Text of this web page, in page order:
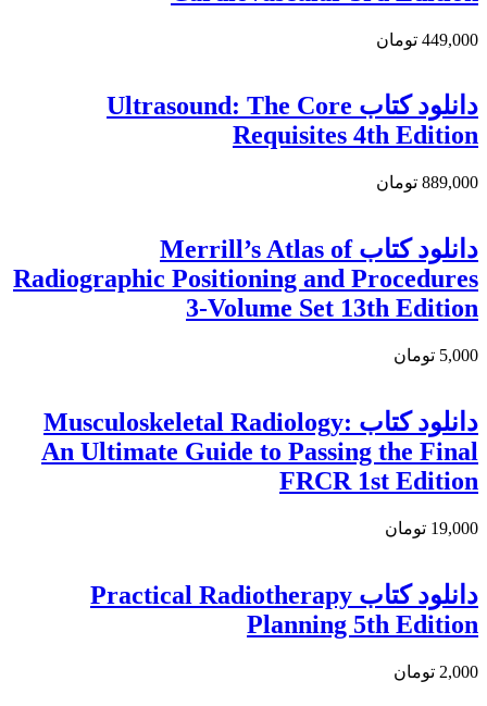
449,000 تومان
دانلود کتاب Ultrasound: The Core
Requisites 4th Edition
889,000 تومان
دانلود کتاب Merrill’s Atlas of
Radiographic Positioning and Procedures
3-Volume Set 13th Edition
5,000 تومان
دانلود کتاب Musculoskeletal Radiology:
An Ultimate Guide to Passing the Final
FRCR 1st Edition
19,000 تومان
دانلود کتاب Practical Radiotherapy
Planning 5th Edition
2,000 تومان